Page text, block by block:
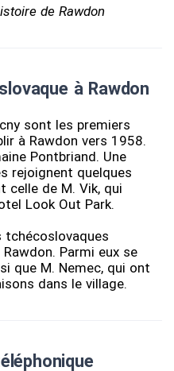
de Rawdon
à Rawdon
​​sont les premiers
à Rawdon vers 1958.
Pontbriand. Une
rejoignent quelques
celle de M. Vik, qui
Look Out Park.
tchécoslovaques
Parmi eux se
que M. Nemec, qui ont
dans le village.